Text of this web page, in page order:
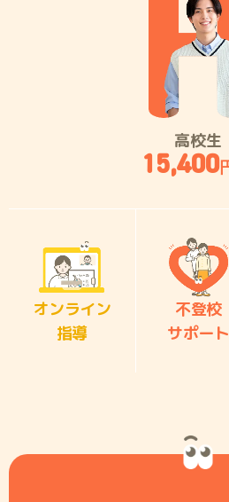
高校生
15,400
オンライン
指導
不登校
サポート